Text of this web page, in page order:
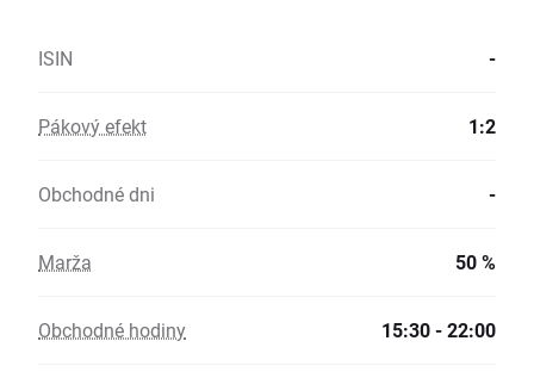
ISIN -
Pákový efekt 1:2
Obchodné dni -
Marža 50 %
Obchodné hodiny 15:30 - 22:00